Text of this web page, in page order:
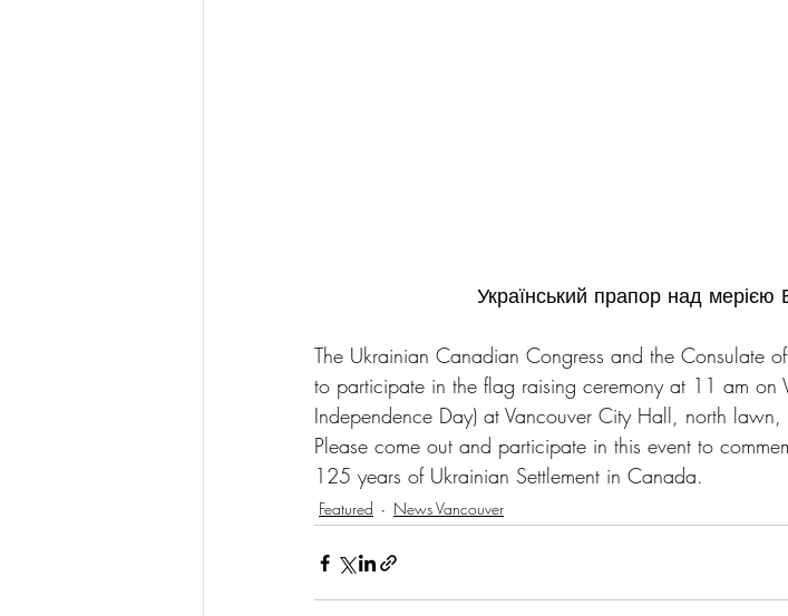
Український прапор над
The Ukrainian Canadian Congress and the Consulate
to participate in the flag raising ceremony at 11 am
Independence Day) at Vancouver City Hall, north
Please come out and participate in this event to
125 years of Ukrainian Settlement in Canada.
Featured News Vancouver